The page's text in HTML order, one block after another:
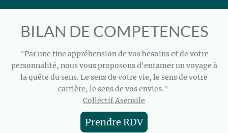
BILAN DE COMPETENCES
"Par une fine appréhension de vos besoins et de votre
personnalité, nous vous proposons d'entamer un voyage à
la quête du sens. Le sens de votre vie, le sens de votre
carrière, le sens de vos envies."
Collectif Asensile
Prendre RDV